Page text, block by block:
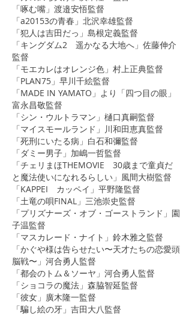
「啄む嘴」渡邉安悟監督
「a20153の青春 」北沢幸雄監督
​「犯人は吉田だっ」島根定義監督
「キングダム2 遥かなる大地へ」佐藤伸介
監督
「モエカレはオレンジ色」村上正典監督
​「PLAN75」早川千絵監督
「MADE IN YAMATO」より「四つ目の眼」
富永昌敬監督
「シン・ウルトラマン」樋口真嗣監督
「マイスモールランド」川和田恵真監督
「死刑にいたる病」白石和彌監督
「ダミー男子」加嶋一哲監督
「チェリまほTHEMOVIE 30歳まで童貞だ
と魔法使いになれるらしい」風間大樹監督
「KAPPEI カッペイ」平野隆監督
​「土竜の唄FINAL」三池崇史監督
「プリズナーズ・オブ・ゴーストランド」園
子温監督
「マスカレード・ナイト」鈴木雅之監督
「かぐや様は告らせたい〜天才たちの恋愛頭
脳戦〜」河合勇人監督
​「都会のトム＆ソーヤ」河合勇人監督
「ショコラの魔法」森脇智延監督
「彼女」廣木隆一監督
「騙し絵の牙」吉田大八監督